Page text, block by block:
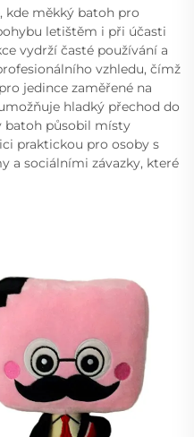
kde měkký batoh pro
letištěm i při účasti
vydrží časté používání a
vzhledu, čímž
jedince zaměřené na
hladký přechod do
batoh působil místy
praktickou pro osoby s
a sociálními závazky, které